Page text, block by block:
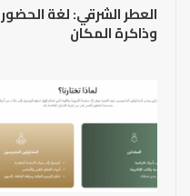
العطر الشرقي: لغة الحضور
وذاكرة المكان